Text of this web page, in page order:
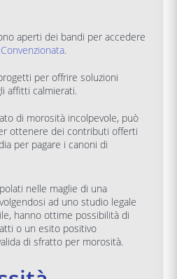
aperti dei bandi per accedere
.
per offrire soluzioni
affitti calmierati.
di morosità incolpevole, può
ottenere dei contributi offerti
per pagare i canoni di
nelle maglie di una
ad uno studio legale
hanno ottime possibilità di
o un esito positivo
di sfratto per morosità.